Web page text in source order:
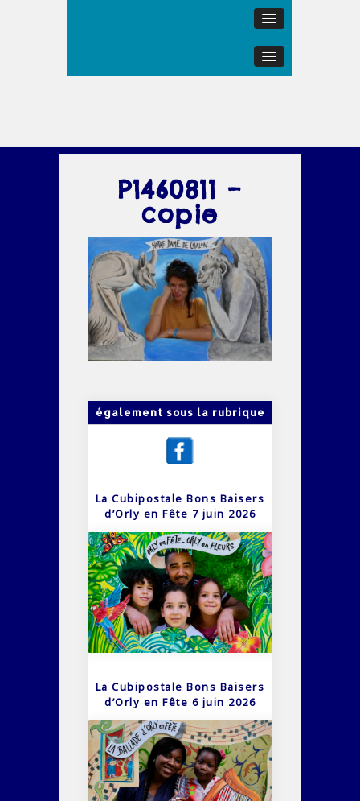
P1460811 –
copie
également sous la rubrique
La Cubipostale Bons Baisers
d’Orly en Fête 7 juin 2026
La Cubipostale Bons Baisers
d’Orly en Fête 6 juin 2026